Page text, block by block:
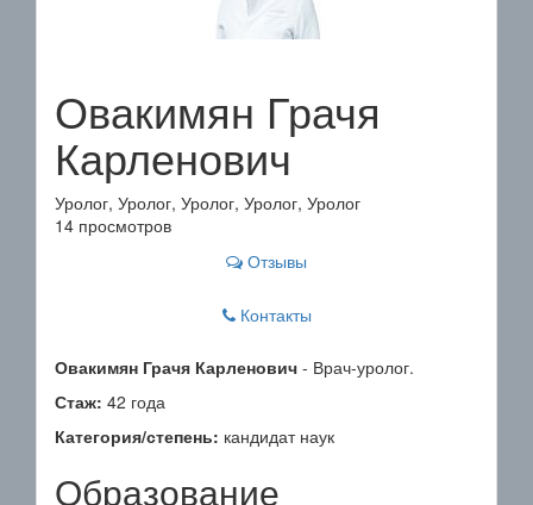
Овакимян Грачя
Карленович
Уролог, Уролог, Уролог, Уролог, Уролог
14 просмотров
Отзывы
Контакты
Овакимян Грачя Карленович - Врач-уролог.
Стаж: 42 года
Категория/степень: кандидат наук
Образование